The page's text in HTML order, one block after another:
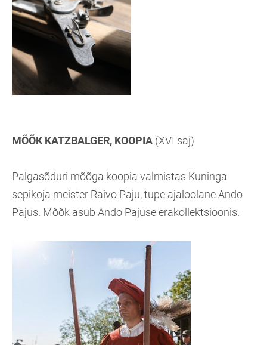
MÕÕK KATZBALGER, KOOPIA (XVI saj)
Palgasõduri mõõga koopia valmistas Kuninga
sepikoja meister Raivo Paju, tupe ajaloolane Ando
Pajus. Mõõk asub Ando Pajuse erakollektsioonis.